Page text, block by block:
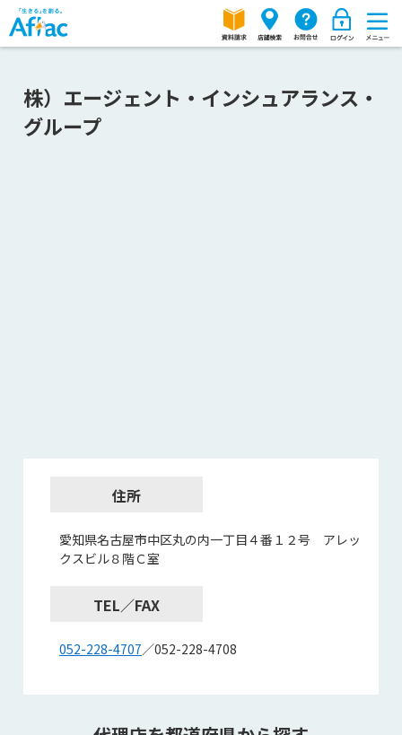
株）エージェント・インシュアランス・
グループ
住所
愛知県名古屋市中区丸の内一丁目４番１２号 アレッ
クスビル８階Ｃ室
TEL／FAX
052-228-4707／052-228-4708